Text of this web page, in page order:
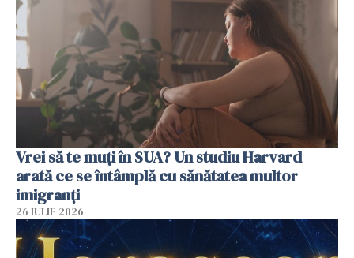
Vrei să te muți în SUA? Un studiu Harvard
arată ce se întâmplă cu sănătatea multor
imigranți
26 IULIE 2026